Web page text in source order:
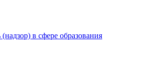
в сфере образования